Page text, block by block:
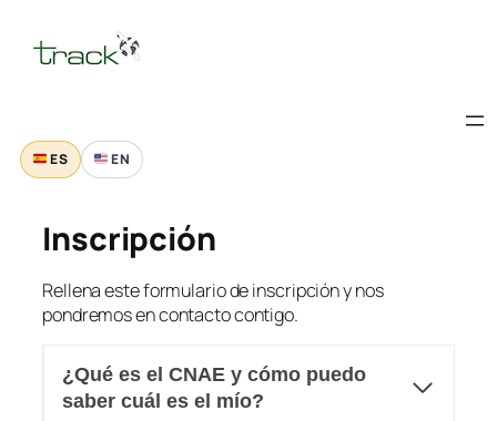
contenido
ES EN
Inscripción
Rellena este formulario de inscripción y nos
pondremos en contacto contigo.
¿Qué es el CNAE y cómo puedo
saber cuál es el mío?